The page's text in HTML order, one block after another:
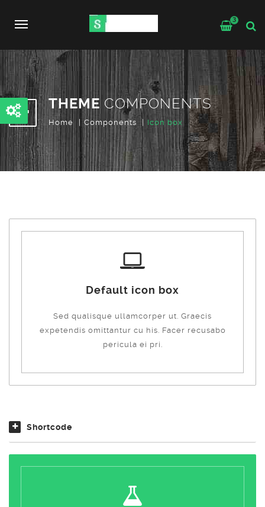
Toggle
3
THEME COMPONENTS
Home Components Icon box
Default icon box
Sed qualisque ullamcorper ut. Graecis
expetendis omittantur cu his. Facer recusabo
pericula ei pri.
Shortcode